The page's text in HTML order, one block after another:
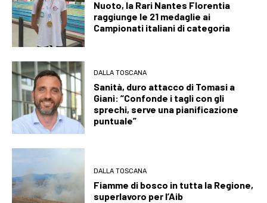
Nuoto, la Rari Nantes Florentia
raggiunge le 21 medaglie ai
Campionati italiani di categoria
DALLA TOSCANA
Sanità, duro attacco di Tomasi a
Giani: “Confonde i tagli con gli
sprechi, serve una pianificazione
puntuale”
DALLA TOSCANA
Fiamme di bosco in tutta la Regione,
superlavoro per l’Aib